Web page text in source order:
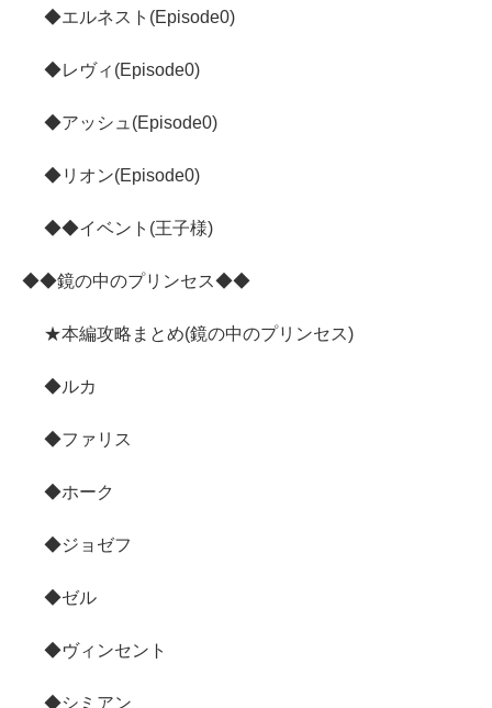
◆エルネスト(Episode0)
◆レヴィ(Episode0)
◆アッシュ(Episode0)
◆リオン(Episode0)
◆◆イベント(王子様)
◆◆鏡の中のプリンセス◆◆
★本編攻略まとめ(鏡の中のプリンセス)
◆ルカ
◆ファリス
◆ホーク
◆ジョゼフ
◆ゼル
◆ヴィンセント
◆シミアン